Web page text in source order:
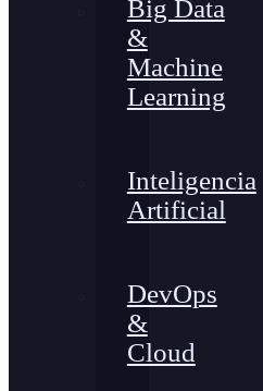
Big Data
&
Machine
Learning
Inteligencia
Artificial
DevOps
&
Cloud